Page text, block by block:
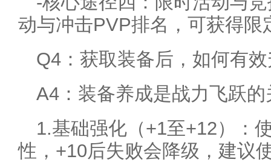
动与冲击PVP排名，可获得限
Q4：获取装备后，如何有
A4：装备养成是战力飞跃
1.基础强化（+1至+12）：
性，+10后失败会降级，建议